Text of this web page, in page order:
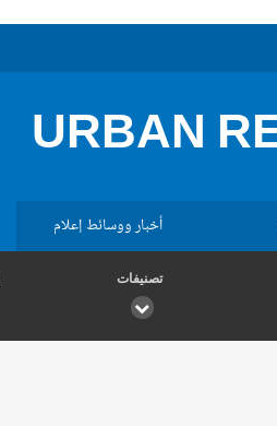
URBAN
أخبار ووسائط إعلام
تصنيفات